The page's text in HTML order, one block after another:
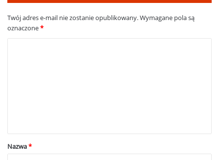
Twój adres e-mail nie zostanie opublikowany.Wymagane pola są
oznaczone*
a
rNazwa*